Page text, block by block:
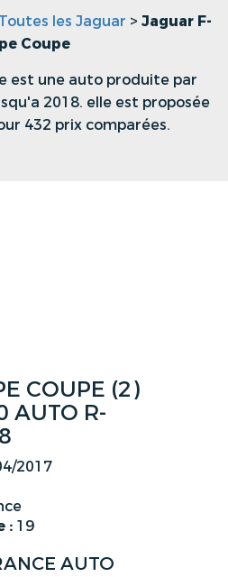
Toutes les Jaguar > Jaguar F-
Coupe
est une auto produite par
2018. elle est proposée
432 prix comparées.
COUPE (2)
AUTO R-
2017
: 19
AUTO